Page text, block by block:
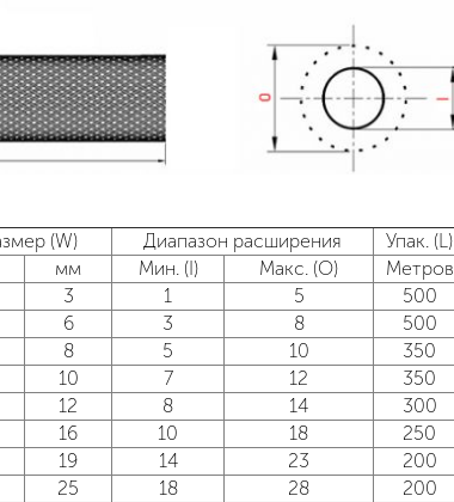
(W) Диапазон расширения
Упак. (L)
мм Мин. (I) Макс. (O)
Метров
3 1 5
500
6 3 8
500
8 5 10
350
10 7 12
350
12 8 14
300
16 10 18
250
19 14 23
200
25 18 28
200